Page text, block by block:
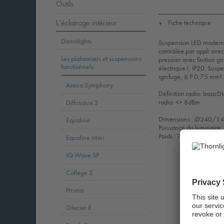
▼ Fiche technique
Suspension LED
contrôlée par appli
pression avec finition
électrique I, IP20.
ignifuge, 6 P 0,75
Définition radio:
radio: <+ 8dBm.
Dimensions : Ø340/
Puissance du
Poids : 7,1 kg
Outils
L’éclairage intérieur
Downlights
Les plafonniers et suspensions
fonctionnels
Arena Symphony
Diffusalux 3
Equaline
Equaline Mini
IQ Wave SP
College 2
Prisma
Glacier II